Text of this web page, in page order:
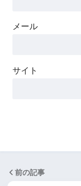
メール
サイト
前の記事